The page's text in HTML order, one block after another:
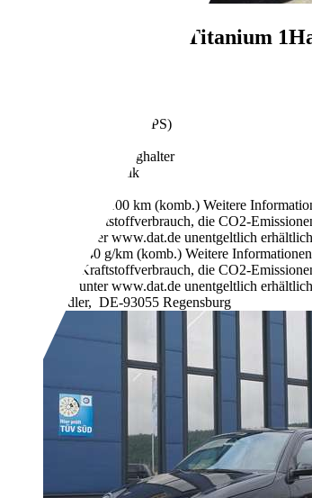
Titanium
92 kW (125 PS)
1 Fahrzeughalter
Automatik
6,2 l/100 km (komb.) Weitere
Kraftstoffverbrauch, die CO2-
unter www.dat.de unentgeltlich
140 g/km (komb.) Weitere
Kraftstoffverbrauch, die CO2-
unter www.dat.de unentgeltlich
Händler, DE-93055 Regensburg